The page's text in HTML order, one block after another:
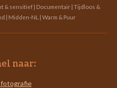
& sensitief | Documentair | Tijdloos &
| Midden-NL | Warm & Puur
naar: